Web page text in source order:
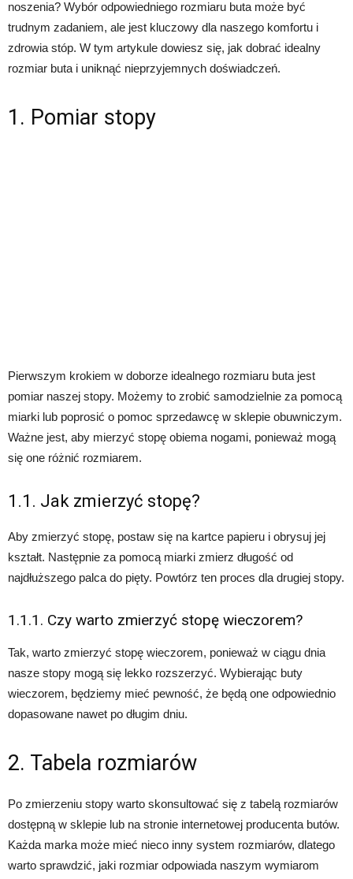
noszenia? Wybór odpowiedniego rozmiaru buta może być
trudnym zadaniem, ale jest kluczowy dla naszego komfortu i
zdrowia stóp. W tym artykule dowiesz się, jak dobrać idealny
rozmiar buta i uniknąć nieprzyjemnych doświadczeń.
1. Pomiar stopy
Pierwszym krokiem w doborze idealnego rozmiaru buta jest
pomiar naszej stopy. Możemy to zrobić samodzielnie za pomocą
miarki lub poprosić o pomoc sprzedawcę w sklepie obuwniczym.
Ważne jest, aby mierzyć stopę obiema nogami, ponieważ mogą
się one różnić rozmiarem.
1.1. Jak zmierzyć stopę?
Aby zmierzyć stopę, postaw się na kartce papieru i obrysuj jej
kształt. Następnie za pomocą miarki zmierz długość od
najdłuższego palca do pięty. Powtórz ten proces dla drugiej stopy.
1.1.1. Czy warto zmierzyć stopę wieczorem?
Tak, warto zmierzyć stopę wieczorem, ponieważ w ciągu dnia
nasze stopy mogą się lekko rozszerzyć. Wybierając buty
wieczorem, będziemy mieć pewność, że będą one odpowiednio
dopasowane nawet po długim dniu.
2. Tabela rozmiarów
Po zmierzeniu stopy warto skonsultować się z tabelą rozmiarów
dostępną w sklepie lub na stronie internetowej producenta butów.
Każda marka może mieć nieco inny system rozmiarów, dlatego
warto sprawdzić, jaki rozmiar odpowiada naszym wymiarom